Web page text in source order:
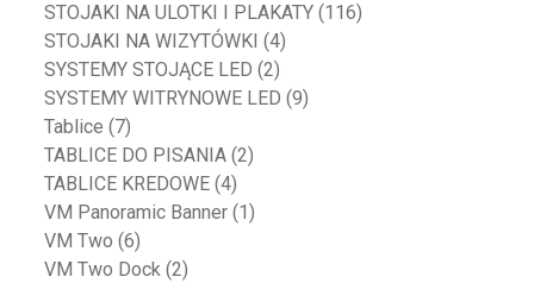
STOJAKI NA ULOTKI I PLAKATY (116)
STOJAKI NA WIZYTÓWKI (4)
SYSTEMY STOJĄCE LED (2)
SYSTEMY WITRYNOWE LED (9)
Tablice (7)
TABLICE DO PISANIA (2)
TABLICE KREDOWE (4)
VM Panoramic Banner (1)
VM Two (6)
VM Two Dock (2)